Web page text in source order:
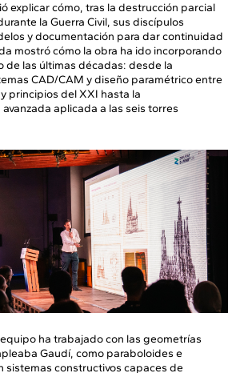
explicar cómo, tras la destrucción parcial
la Guerra Civil, sus discípulos
y documentación para dar continuidad
mostró cómo la obra ha ido incorporando
de las últimas décadas: desde la
CAD/CAM y diseño paramétrico entre
principios del XXI hasta la
aplicada a las seis torres
ha trabajado con las geometrías
Gaudí, como paraboloides e
sistemas constructivos capaces de